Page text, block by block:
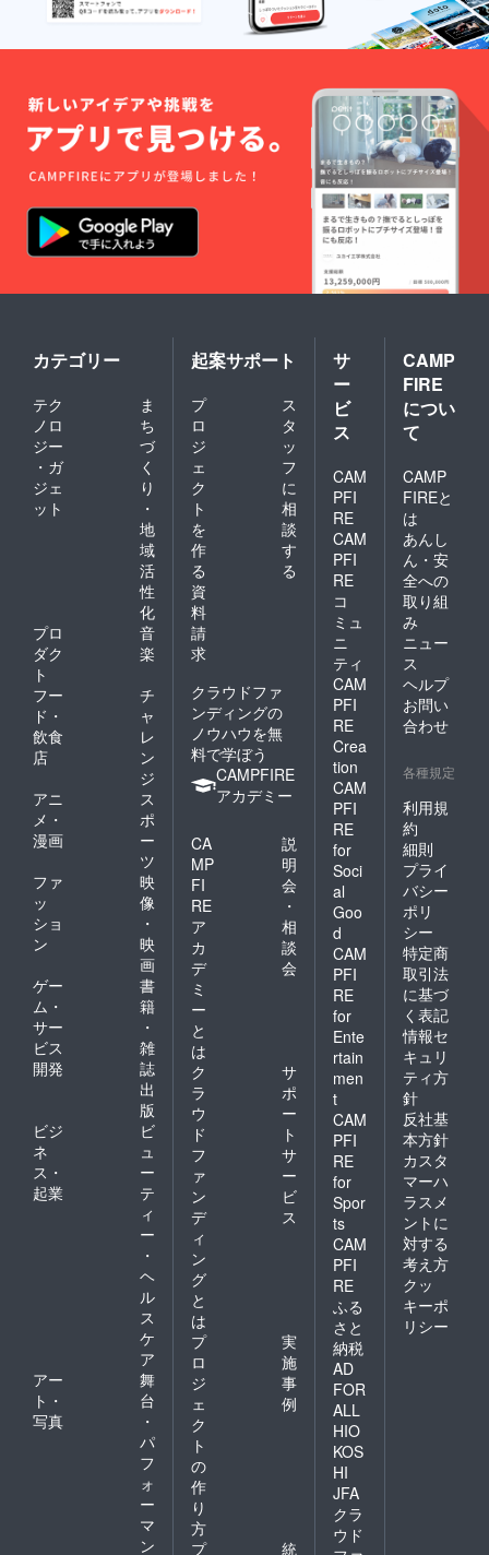
カテゴリー
テク
ノロ
ジー
・ガ
ジェ
ット
ま
ち
づ
く
り
・
地
域
活
性
化
プロ
ダク
ト
音
楽
フー
ド・
飲食
店
チ
ャ
レ
ン
ジ
アニ
メ・
漫画
ス
ポ
ー
ツ
ファ
ッ
ショ
ン
映
像
・
映
画
ゲー
ム・
サー
ビス
開発
書
籍
・
雑
誌
出
版
ビジ
ネ
ス・
起業
ビ
ュ
ー
テ
ィ
ー
・
ヘ
ル
ス
ケ
ア
アー
ト・
写真
舞
台
・
パ
フ
ォ
ー
マ
ン
起案サポート
プ
ロ
ジ
ェ
ク
ト
を
作
る
ス
タ
ッ
フ
に
相
談
す
る
資
料
請
求
クラウドファ
ンディングの
ノウハウを無
料で学ぼう
CAMPFIRE
アカデミー
CA
MP
FI
RE
ア
カ
デ
ミ
ー
と
は
説
明
会
・
相
談
会
ク
ラ
ウ
ド
フ
ァ
ン
デ
ィ
ン
グ
と
は
サ
ポ
ー
ト
サ
ー
ビ
ス
プ
ロ
ジ
ェ
ク
ト
の
作
り
方
実
施
事
例
プ 統
サ
ー
ビ
ス
CAM
PFI
RE
CAM
PFI
RE
コ
ミュ
ニ
ティ
CAM
PFI
RE
Crea
tion
CAM
PFI
RE
for
Soci
al
Goo
d
CAM
PFI
RE
for
Ente
rtain
men
t
CAM
PFI
RE
for
Spor
ts
CAM
PFI
RE
ふる
さと
納税
AD
FOR
ALL
HIO
KOS
HI
JFA
クラ
ウド
CAMP
FIRE
につい
て
CAMP
FIREと
は
あんし
ん・安
全への
取り組
み
ニュー
ス
ヘルプ
お問い
合わせ
各種規定
利用規
約
細則
プライ
バシー
ポリ
シー
特定商
取引法
に基づ
く表記
情報セ
キュリ
ティ方
針
反社基
本方針
カスタ
マーハ
ラスメ
ントに
対する
考え方
クッ
キーポ
リシー